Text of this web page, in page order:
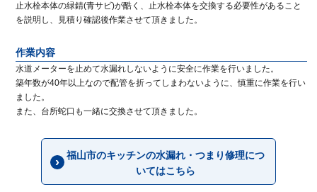
止水栓本体の緑錆(青サビ)が酷く、止水栓本体を交換する必要性があること
を説明し、見積り確認後作業させて頂きました。
作業内容
水道メーターを止めて水漏れしないように安全に作業を行いました。
築年数が40年以上なので配管を折ってしまわないように、慎重に作業を行い
ました。
また、台所蛇口も一緒に交換させて頂きました。
福山市のキッチンの水漏れ・つまり修理につ
いてはこちら